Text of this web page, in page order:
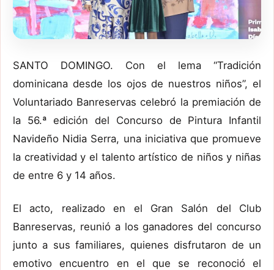
SANTO DOMINGO. Con el lema “Tradición
dominicana desde los ojos de nuestros niños”, el
Voluntariado Banreservas celebró la premiación de
la 56.ª edición del Concurso de Pintura Infantil
Navideño Nidia Serra, una iniciativa que promueve
la creatividad y el talento artístico de niños y niñas
de entre 6 y 14 años.
El acto, realizado en el Gran Salón del Club
Banreservas, reunió a los ganadores del concurso
junto a sus familiares, quienes disfrutaron de un
emotivo encuentro en el que se reconoció el